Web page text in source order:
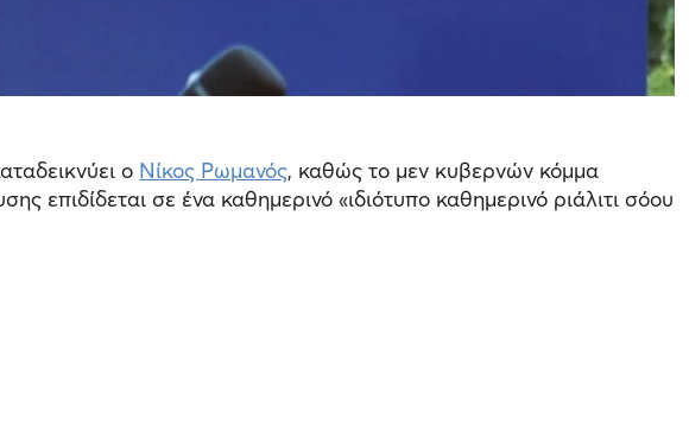
ο Νίκος Ρωμανός, καθώς το μεν κυβερνών κόμμα
επιδίδεται σε ένα καθημερινό «ιδιότυπο καθημερινό ριάλιτι σόου